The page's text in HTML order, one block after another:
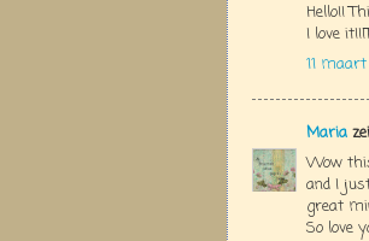
Hello!!
I love
11
Maria zei
Wow
and I
great
So love